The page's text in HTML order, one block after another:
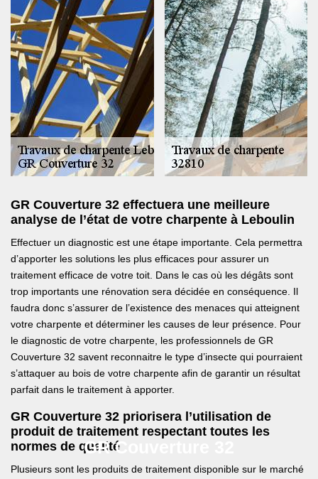
GR Couverture 32
GR Couverture 32 effectuera une meilleure
analyse de l’état de votre charpente à Leboulin
Effectuer un diagnostic est une étape importante. Cela permettra
d’apporter les solutions les plus efficaces pour assurer un
traitement efficace de votre toit. Dans le cas où les dégâts sont
trop importants une rénovation sera décidée en conséquence. Il
faudra donc s’assurer de l’existence des menaces qui atteignent
votre charpente et déterminer les causes de leur présence. Pour
le diagnostic de votre charpente, les professionnels de GR
Couverture 32 savent reconnaitre le type d’insecte qui pourraient
s’attaquer au bois de votre charpente afin de garantir un résultat
parfait dans le traitement à apporter.
GR Couverture 32 priorisera l’utilisation de
produit de traitement respectant toutes les
normes de qualité
Plusieurs sont les produits de traitement disponible sur le marché